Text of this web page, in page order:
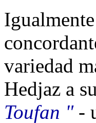
variedad
Hedjaz a
Toufan " -